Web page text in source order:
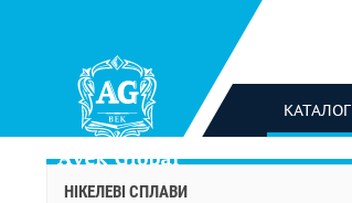
КАТАЛОГ
НІКЕЛЕВІ СПЛАВИ